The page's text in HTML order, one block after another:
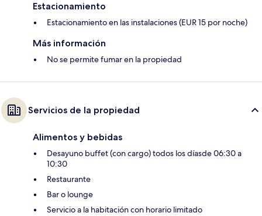
Estacionamiento
Estacionamiento en las instalaciones (EUR 15 por noche)
Más información
No se permite fumar en la propiedad
Servicios de la propiedad
Alimentos y bebidas
Desayuno buffet (con cargo) todos los díasde 06:30 a
10:30
Restaurante
Bar o lounge
Servicio a la habitación con horario limitado